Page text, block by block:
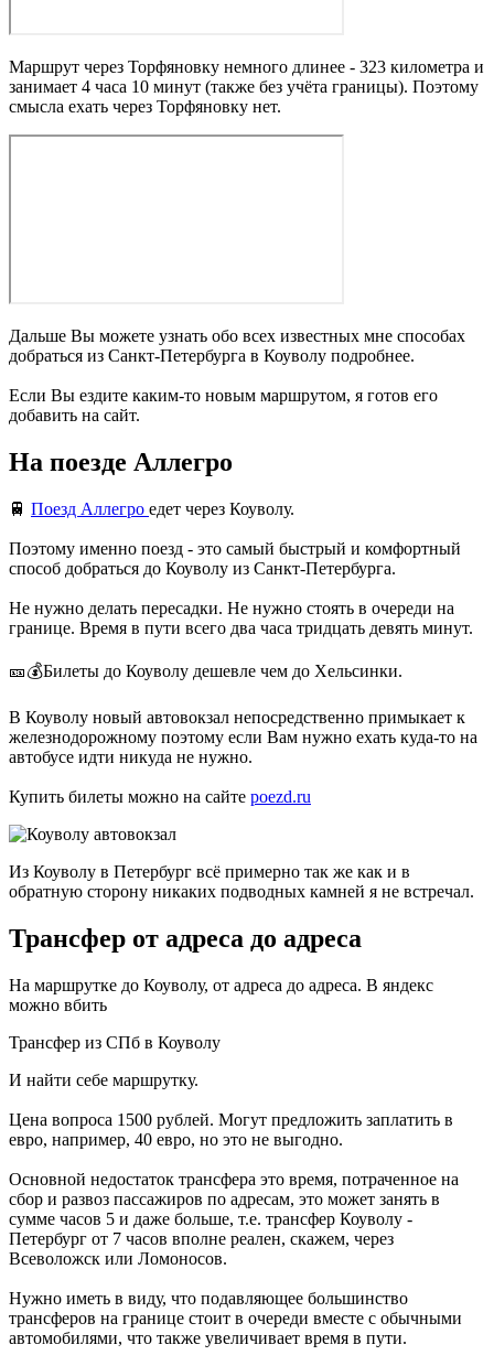
Маршрут через Торфяновку немного длинее - 323 километра и
занимает 4 часа 10 минут (также без учёта границы). Поэтому
смысла ехать через Торфяновку нет.
Дальше Вы можете узнать обо всех известных мне способах
добраться из Санкт-Петербурга в Коуволу подробнее.
Если Вы ездите каким-то новым маршрутом, я готов его
добавить на сайт.
На поезде Аллегро
🚆 Поезд Аллегро едет через Коуволу.
Поэтому именно поезд - это самый быстрый и комфортный
способ добраться до Коуволу из Санкт-Петербурга.
Не нужно делать пересадки. Не нужно стоять в очереди на
границе. Время в пути всего два часа тридцать девять минут.
🎫💰Билеты до Коуволу дешевле чем до Хельсинки.
В Коуволу новый автовокзал непосредственно примыкает к
железнодорожному поэтому если Вам нужно ехать куда-то на
автобусе идти никуда не нужно.
Купить билеты можно на сайте poezd.ru
Из Коуволу в Петербург всё примерно так же как и в
обратную сторону никаких подводных камней я не встречал.
Трансфер от адреса до адреса
На маршрутке до Коуволу, от адреса до адреса. В яндекс
можно вбить
Трансфер из СПб в Коуволу
И найти себе маршрутку.
Цена вопроса 1500 рублей. Могут предложить заплатить в
евро, например, 40 евро, но это не выгодно.
Основной недостаток трансфера это время, потраченное на
сбор и развоз пассажиров по адресам, это может занять в
сумме часов 5 и даже больше, т.е. трансфер Коуволу -
Петербург от 7 часов вполне реален, скажем, через
Всеволожск или Ломоносов.
Нужно иметь в виду, что подавляющее большинство
трансферов на границе стоит в очереди вместе с обычными
автомобилями, что также увеличивает время в пути.